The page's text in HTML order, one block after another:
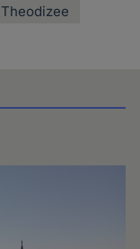
Theodizee